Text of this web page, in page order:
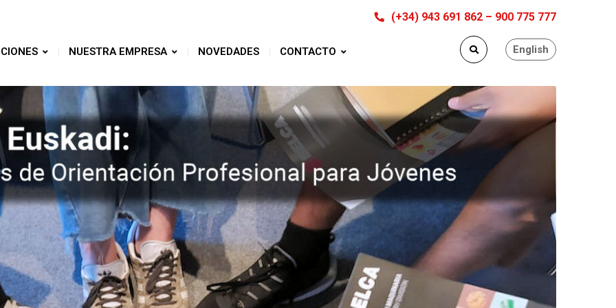
(+34) 943 691 862 – 900 775 777
English
NUESTRA EMPRESA NOVEDADES CONTACTO